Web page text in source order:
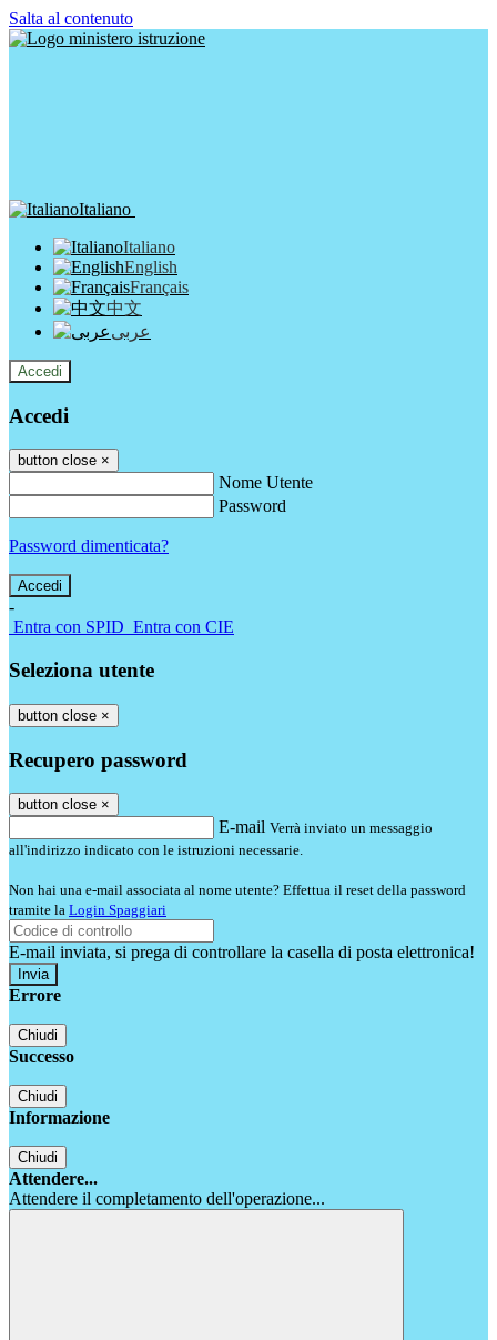
Salta al contenuto
Italiano
Italiano
English
Français
中文
عربى
Accedi
Accedi
button close ×
Nome Utente
Password
Password dimenticata?
-
Entra con SPID Entra con CIE
Seleziona utente
button close ×
Recupero password
button close ×
E-mail Verrà inviato un messaggio
all'indirizzo indicato con le istruzioni necessarie.
Non hai una e-mail associata al nome utente? Effettua il reset della password
tramite la Login Spaggiari
E-mail inviata, si prega di controllare la casella di posta elettronica!
Errore
Chiudi
Successo
Chiudi
Informazione
Chiudi
Attendere...
Attendere il completamento dell'operazione...